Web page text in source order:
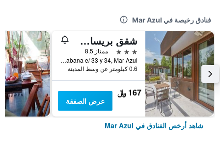
فنادق رخيصة في Mar Azul
شقق بريساس دي مار أزول
3 نجوم
ممتاز 8.5
Copacabana e/ 33 y 34, Mar Azul, محافظة بوينس أيرس, الأرجنتين
0.6 كيلومتر عن وسط المدينة
167 ﷼
عرض الصفقة
شاهد أرخص الفنادق في Mar Azul